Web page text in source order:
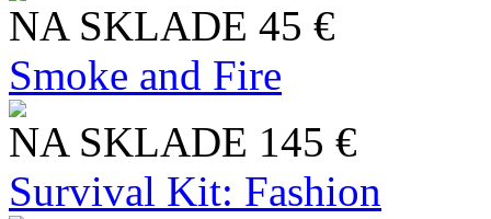
NA SKLADE 45 €
Smoke and Fire
NA SKLADE 145 €
Survival Kit: Fashion